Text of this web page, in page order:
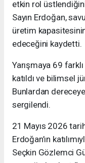
etkin rol
Sayın Erdoğan,
üretim
edeceğini kaydetti.
Yarışmaya 69
katıldı ve bilimsel
Bunlardan
sergilendi.
21 Mayıs 2026
Erdoğan’ın
Seçkin Gözlemci